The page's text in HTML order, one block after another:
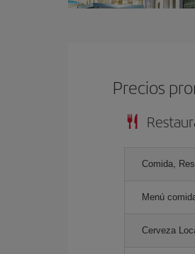
Precios
Comida,
Menú
Cerveza